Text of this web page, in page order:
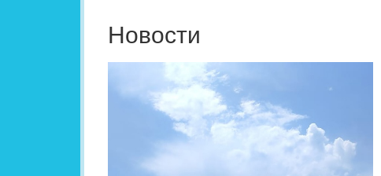
Новости